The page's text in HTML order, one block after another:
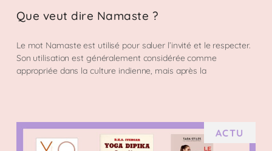
Que veut dire Namaste ?
Le mot Namaste est utilisé pour saluer l’invité et le respecter.
Son utilisation est généralement considérée comme
appropriée dans la culture indienne, mais après la
ACTU